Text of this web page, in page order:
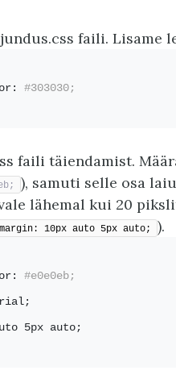
faili. Lisame
#303030;
faili täiendamist.
), samuti selle osa
lähemal kui 20
margin: 10px auto 5px auto; ).
#e0e0eb;
5px auto;